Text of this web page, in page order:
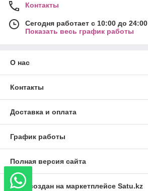
Контакты
Сегодня работает с 10:00 до 24:00
Показать весь график работы
О нас
Контакты
Доставка и оплата
График работы
Полная версия сайта
Сайт создан на маркетплейсе Satu.kz